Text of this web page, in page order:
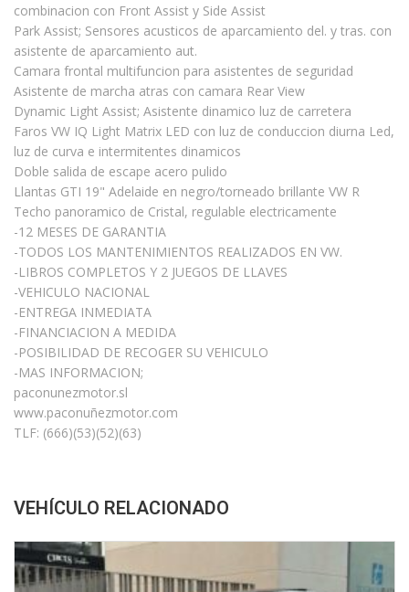
combinacion con Front Assist y Side Assist
Park Assist; Sensores acusticos de aparcamiento del. y tras. con
asistente de aparcamiento aut.
Camara frontal multifuncion para asistentes de seguridad
Asistente de marcha atras con camara Rear View
Dynamic Light Assist; Asistente dinamico luz de carretera
Faros VW IQ Light Matrix LED con luz de conduccion diurna Led,
luz de curva e intermitentes dinamicos
Doble salida de escape acero pulido
Llantas GTI 19" Adelaide en negro/torneado brillante VW R
Techo panoramico de Cristal, regulable electricamente
-12 MESES DE GARANTIA
-TODOS LOS MANTENIMIENTOS REALIZADOS EN VW.
-LIBROS COMPLETOS Y 2 JUEGOS DE LLAVES
-VEHICULO NACIONAL
-ENTREGA INMEDIATA
-FINANCIACION A MEDIDA
-POSIBILIDAD DE RECOGER SU VEHICULO
-MAS INFORMACION;
paconunezmotor.sl
www.paconuñezmotor.com
TLF: (666)(53)(52)(63)
VEHÍCULO RELACIONADO